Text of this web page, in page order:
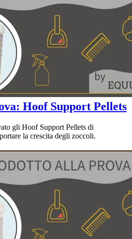
Hoof Support Pellets
gli Hoof Support Pellets di
la crescita degli zoccoli.